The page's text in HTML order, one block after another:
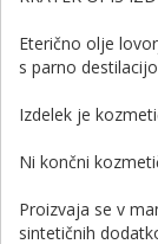
Eterično olje
s parno
Izdelek je
Ni končni
Proizvaja se v
sintetičnih